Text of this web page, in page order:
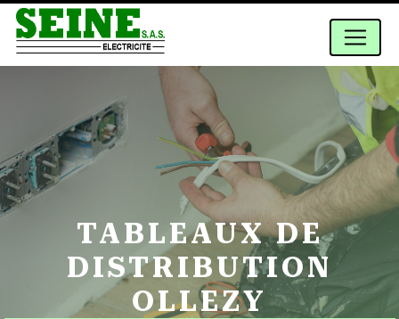
TABLEAUX DE
DISTRIBUTION
OLLEZY
Panneau de gestion des cookies